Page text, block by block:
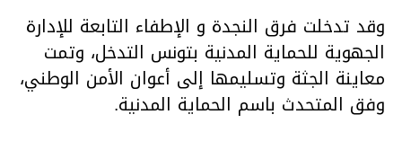
وقد تدخلت فرق النجدة و الإطفاء التابعة للإدارة
الجهوية للحماية المدنية بتونس التدخل، وتمت
معاينة الجثة وتسليمها إلى أعوان الأمن الوطني،
وفق المتحدث باسم الحماية المدنية.